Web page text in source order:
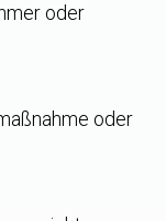
oder
oder